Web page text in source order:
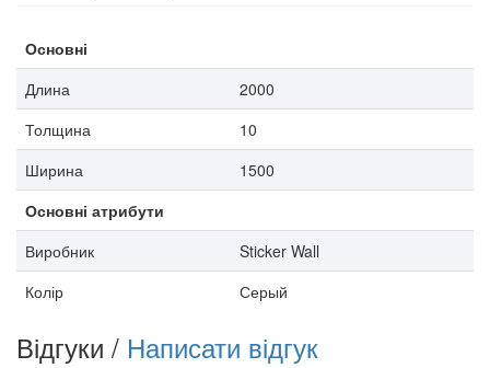
Основні
Длина
2000
Толщина
10
Ширина
1500
Основні атрибути
Виробник
Sticker Wall
Колір
Серый
Відгуки / Написати відгук